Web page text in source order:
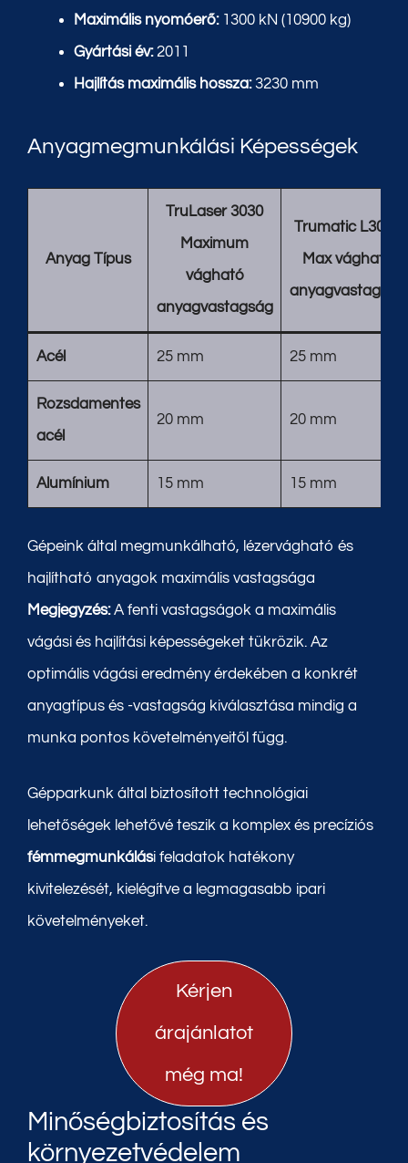
Maximális nyomóerő:1300 kN (10900 kg)
Gyártási év:2011
Hajlítás maximális hossza:3230 mm
Anyagmegmunkálási Képességek
Anyag Típus
TruLaser 3030
Maximum
vágható
anyagvastagság
Trumatic L3050
Max vágható
anyagvastagság
Acél 25 mm 25 mm
Rozsdamentes
acél
20 mm 20 mm
Alumínium 15 mm 15 mm
Gépeink által megmunkálható, lézervágható és
hajlítható anyagok maximális vastagsága
Megjegyzés:A fenti vastagságok a maximális
vágási és hajlítási képességeket tükrözik. Az
optimális vágási eredmény érdekében a konkrét
anyagtípus és -vastagság kiválasztása mindig a
munka pontos követelményeitől függ.
Gépparkunk által biztosított technológiai
lehetőségek lehetővé teszik a komplex és precíziós
fémmegmunkálási feladatok hatékony
kivitelezését, kielégítve a legmagasabb ipari
követelményeket.
Kérjen
árajánlatot
még ma!
Minőségbiztosítás és
környezetvédelem